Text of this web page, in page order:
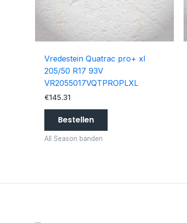
Vredestein Quatrac pro+ xl
205/50 R17 93V
VR2055017VQTPROPLXL
€145.31
Bestellen
All Season banden